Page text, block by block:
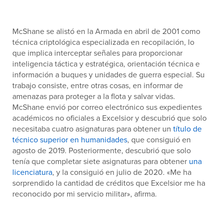
McShane se alistó en la Armada en abril de 2001 como
técnica criptológica especializada en recopilación, lo
que implica interceptar señales para proporcionar
inteligencia táctica y estratégica, orientación técnica e
información a buques y unidades de guerra especial. Su
trabajo consiste, entre otras cosas, en informar de
amenazas para proteger a la flota y salvar vidas.
McShane envió por correo electrónico sus expedientes
académicos no oficiales a Excelsior y descubrió que solo
necesitaba cuatro asignaturas para obtener un título de
técnico superior en humanidades, que consiguió en
agosto de 2019. Posteriormente, descubrió que solo
tenía que completar siete asignaturas para obtener una
licenciatura, y la consiguió en julio de 2020. «Me ha
sorprendido la cantidad de créditos que Excelsior me ha
reconocido por mi servicio militar», afirma.